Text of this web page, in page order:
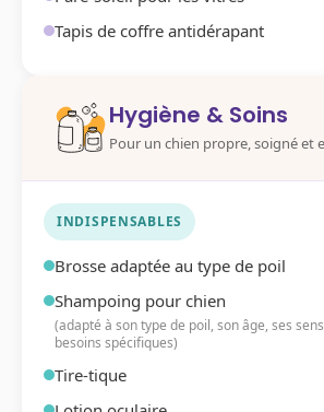
Tapis de coffre antidérapant
Hygiène & Soins
Pour un chien propre, soigné et
INDISPENSABLES
Brosse adaptée au type de poil
Shampoing pour chien
(adapté à son type de poil, son âge, ses
besoins spécifiques)
Tire-tique